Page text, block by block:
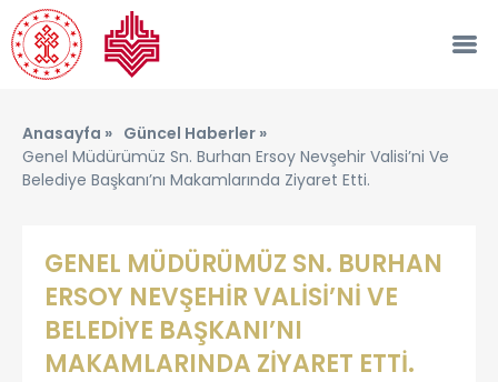
Anasayfa » Güncel Haberler »
Genel Müdürümüz Sn. Burhan Ersoy Nevşehir Valisi’ni Ve
Belediye Başkanı’nı Makamlarında Ziyaret Etti.
GENEL MÜDÜRÜMÜZ SN. BURHAN
ERSOY NEVŞEHİR VALİSİ’Nİ VE
BELEDİYE BAŞKANI’NI
MAKAMLARINDA ZİYARET ETTİ.